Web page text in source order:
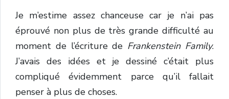
Je m’estime assez chanceuse car je n’ai pas
éprouvé non plus de très grande difficulté au
moment de l’écriture de Frankenstein Family.
J’avais des idées et je dessiné c’était plus
compliqué évidemment parce qu’il fallait
penser à plus de choses.